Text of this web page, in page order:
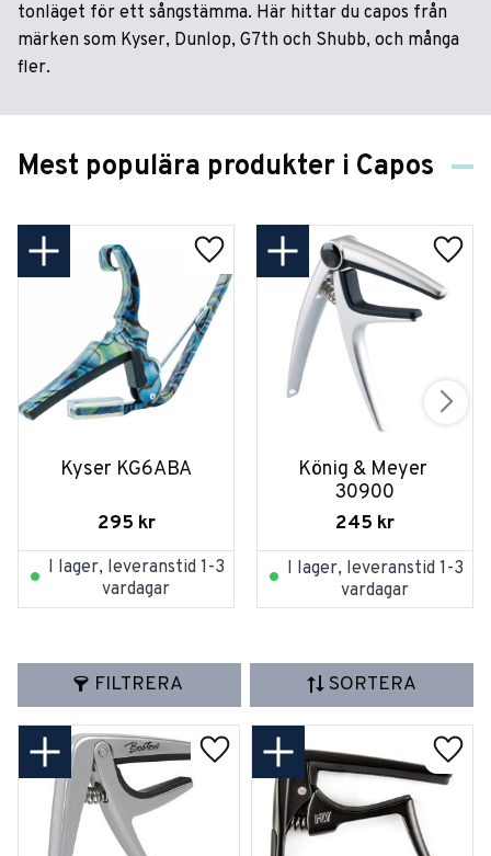
tonläget för ett sångstämma. Här hittar du capos från
märken som Kyser, Dunlop, G7th och Shubb, och många
fler.
Mest populära produkter i Capos
Kyser KG6ABA
295 kr
I lager, leveranstid 1-3
vardagar
König & Meyer
30900
245 kr
I lager, leveranstid 1-3
vardagar
FILTRERA SORTERA
Lägg till i favoriter